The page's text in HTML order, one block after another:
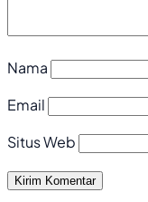
Nama
Email
Situs Web